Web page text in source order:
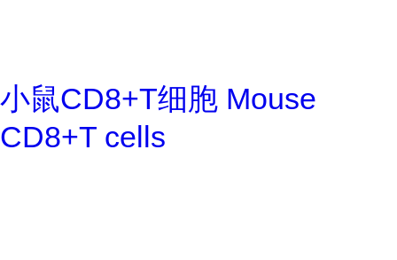
小鼠CD8+T细胞 Mouse
CD8+T cells